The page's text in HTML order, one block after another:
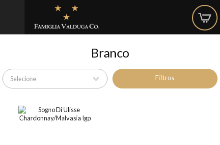
Branco
Filtros